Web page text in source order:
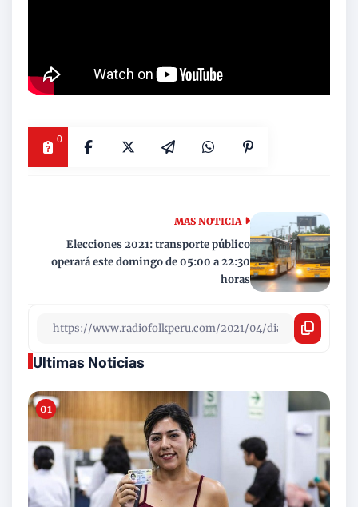
0
MAS NOTICIA
Elecciones 2021: transporte público
operará este domingo de 05:00 a 22:30
horas
Ultimas Noticias